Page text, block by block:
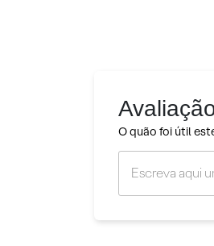
O quão foi útil